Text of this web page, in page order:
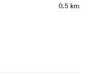
0.5 km